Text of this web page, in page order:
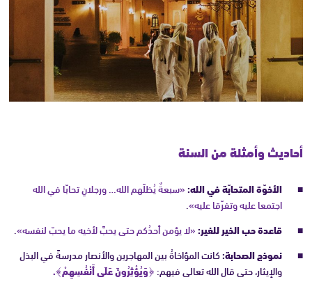
أحاديث وأمثلة من السنة
الأخوّة المتحابّة في الله:«سبعةٌ يُظلّهم الله… ورجلانِ تحابّا في الله
اجتمعا عليه وتفرّقا عليه».
قاعدة حب الخير للغير:«لا يؤمن أحدُكم حتى يحبَّ لأخيه ما يحبّ لنفسه».
نموذج الصحابة:كانت المؤاخاةُ بين المهاجرين والأنصار مدرسةً في البذل
والإيثار، حتى قال الله تعالى فيهم:﴿وَيُؤْثِرُونَ عَلَى أَنْفُسِهِمْ﴾.